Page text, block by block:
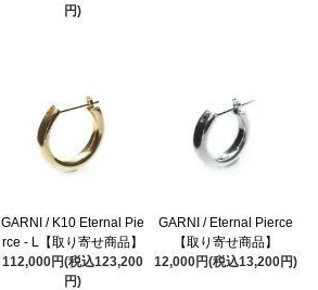
円)
GARNI / K10 Eternal Pie
rce - L【取り寄せ商品】
112,000円(税込123,200
円)
GARNI / Eternal Pierce
【取り寄せ商品】
12,000円(税込13,200円)